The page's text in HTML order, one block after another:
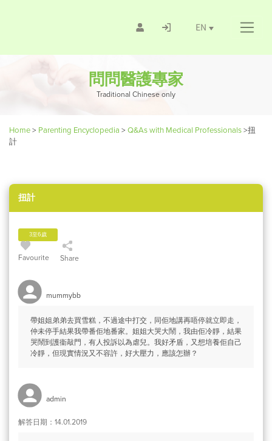
EN
問問醫護專家
Traditional Chinese only
Home> Parenting Encyclopedia > Q&As with Medical Professionals>扭
計
扭計
3至6歲
Favourite Share
mummybb
帶姐姐弟弟去買雪糕，不過途中打交，同佢地講再唔停就立即走，
仲未停手結果我帶番佢地番家。姐姐大哭大鬧，我由佢冷靜，結果
哭鬧到護衞敲門，有人投訴以為虐兒。我好矛盾，又想培養佢自己
冷靜，但現實情況又不容許，好大壓力，應該怎辦？
admin
解答日期：14.01.2019